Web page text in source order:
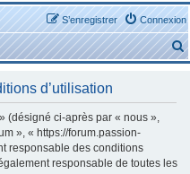
Connexion
S’enregistrer
e
d’utilisation
(désigné ci-après par « nous »,
», « https://forum.passion-
responsable des conditions
responsable de toutes les